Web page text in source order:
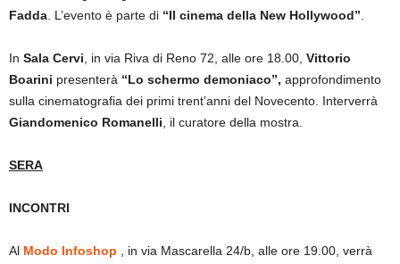
Fadda . L’evento è parte di “Il cinema della New Hollywood”
In Sala Cervi , in via Riva di Reno 72, alle ore 18.00, Vittorio
Boarini presenterà “Lo schermo demoniaco”, approfondimento
sulla cinematografia dei primi trent’anni del Novecento. Interverrà
Giandomenico Romanelli , il curatore della mostra.
SERA
INCONTRI
Al Modo Infoshop , in via Mascarella 24/b, alle ore 19.00, verrà